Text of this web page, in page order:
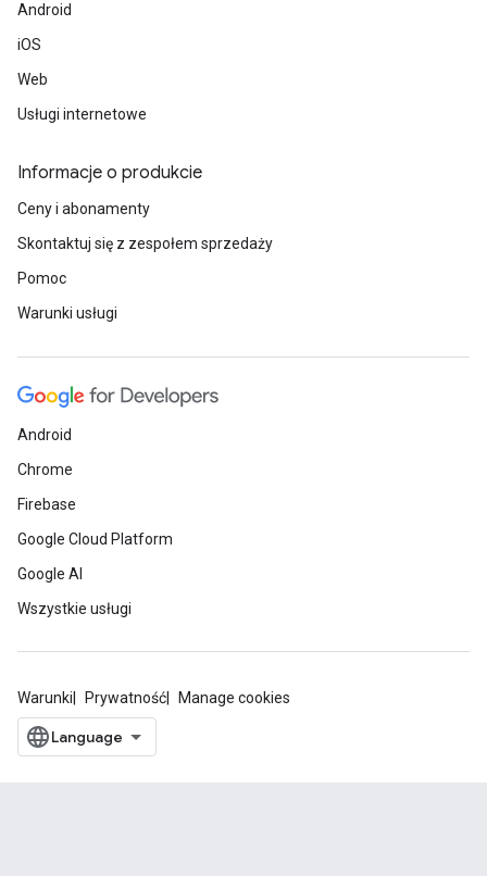
Android
iOS
Web
Usługi internetowe
Informacje o produkcie
Ceny i abonamenty
Skontaktuj się z zespołem sprzedaży
Pomoc
Warunki usługi
Android
Chrome
Firebase
Google Cloud Platform
Google AI
Wszystkie usługi
Warunki Prywatność Manage cookies